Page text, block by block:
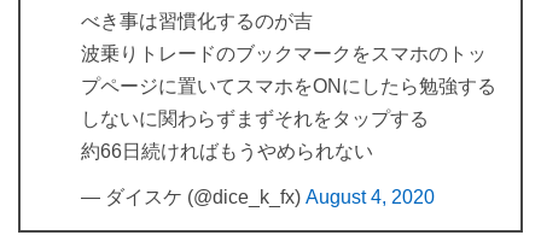
べき事は習慣化するのが吉
波乗りトレードのブックマークをスマホのトッ
プページに置いてスマホをONにしたら勉強する
しないに関わらずまずそれをタップする
約66日続ければもうやめられない
— ダイスケ (@dice_k_fx) August 4, 2020